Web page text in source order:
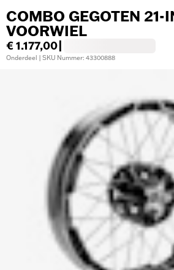
COMBO GEGOTEN 21-
VOORWIEL
€ 1.177,00
Onderdeel | SKU Nummer: 43300888